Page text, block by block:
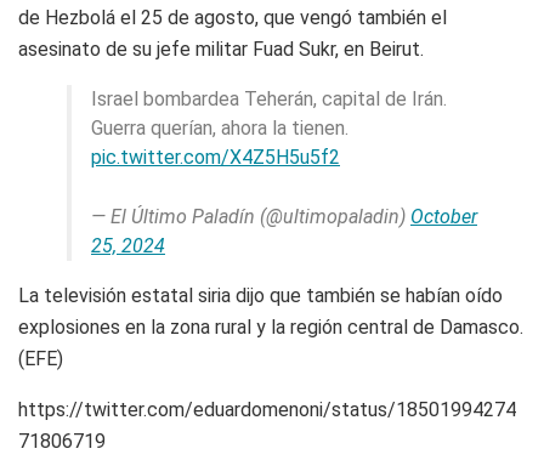
de Hezbolá el 25 de agosto, que vengó también el
asesinato de su jefe militar Fuad Sukr, en Beirut.
Israel bombardea Teherán, capital de Irán.
Guerra querían, ahora la tienen.
pic.twitter.com/X4Z5H5u5f2
— El Último Paladín (@ultimopaladin) October
25, 2024
La televisión estatal siria dijo que también se habían oído
explosiones en la zona rural y la región central de Damasco.
(EFE)
https://twitter.com/eduardomenoni/status/18501994274
71806719